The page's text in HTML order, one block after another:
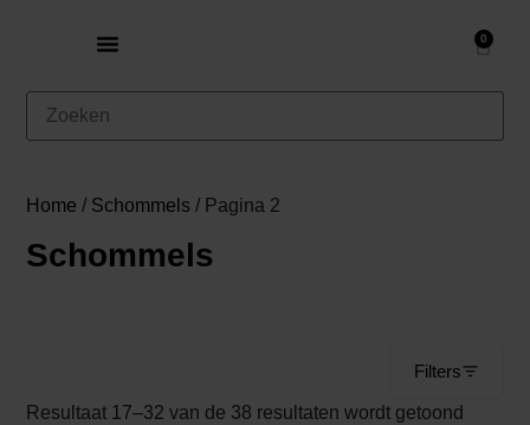
0
Home / Schommels / Pagina 2
Schommels
Filters
Resultaat 17–32 van de 38 resultaten wordt getoond